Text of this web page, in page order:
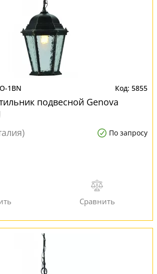
1BN 5855
подвесной Genova
По запросу